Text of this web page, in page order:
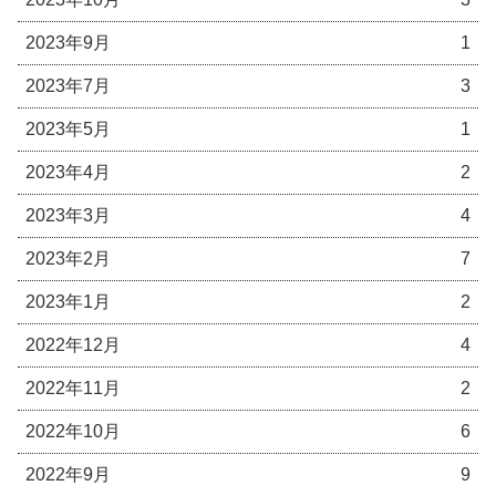
2023年9月 1
2023年7月 3
2023年5月 1
2023年4月 2
2023年3月 4
2023年2月 7
2023年1月 2
2022年12月 4
2022年11月 2
2022年10月 6
2022年9月 9